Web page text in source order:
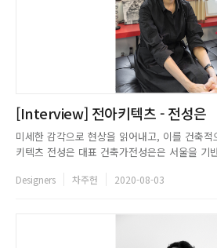
[Interview] 전아키텍츠 - 전성은
미세한 감각으로 현상을 읽어내고, 이를 건축
키텍츠 전성은 대표 건축가전성은은 서울을 기
로서, 한국건축사, 서울시와 세종시 공공건축가
Designers 차주헌 2020-08-03